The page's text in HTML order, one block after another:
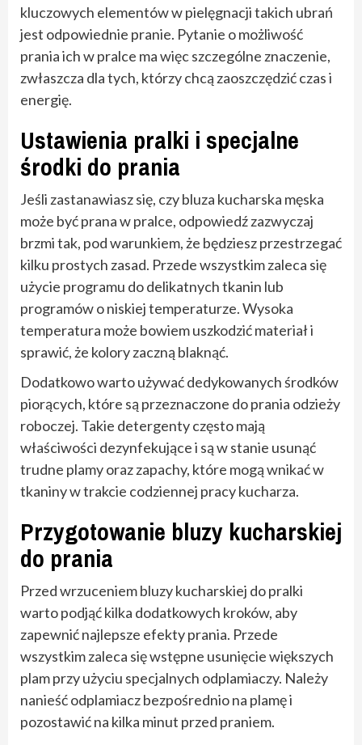
kluczowych elementów w pielęgnacji takich ubrań
jest odpowiednie pranie. Pytanie o możliwość
prania ich w pralce ma więc szczególne znaczenie,
zwłaszcza dla tych, którzy chcą zaoszczędzić czas i
energię.
Ustawienia pralki i specjalne
środki do prania
Jeśli zastanawiasz się, czy bluza kucharska męska
może być prana w pralce, odpowiedź zazwyczaj
brzmi tak, pod warunkiem, że będziesz przestrzegać
kilku prostych zasad. Przede wszystkim zaleca się
użycie programu do delikatnych tkanin lub
programów o niskiej temperaturze. Wysoka
temperatura może bowiem uszkodzić materiał i
sprawić, że kolory zaczną blaknąć.
Dodatkowo warto używać dedykowanych środków
piorących, które są przeznaczone do prania odzieży
roboczej. Takie detergenty często mają
właściwości dezynfekujące i są w stanie usunąć
trudne plamy oraz zapachy, które mogą wnikać w
tkaniny w trakcie codziennej pracy kucharza.
Przygotowanie bluzy kucharskiej
do prania
Przed wrzuceniem bluzy kucharskiej do pralki
warto podjąć kilka dodatkowych kroków, aby
zapewnić najlepsze efekty prania. Przede
wszystkim zaleca się wstępne usunięcie większych
plam przy użyciu specjalnych odplamiaczy. Należy
nanieść odplamiacz bezpośrednio na plamę i
pozostawić na kilka minut przed praniem.